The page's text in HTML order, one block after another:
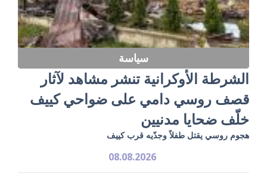
سياسة
الشرطة الأوكرانية تنشر مشاهد لآثار
قصف روسي دامي على ضواحي كييف
خلّف ضحايا مدنيين
هجوم روسي يقتل طفلاً وجدّيه قرب كييف
08.08.2026